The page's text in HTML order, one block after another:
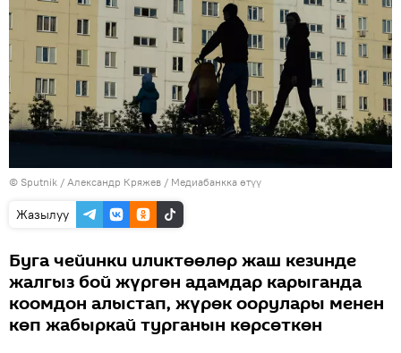
© Sputnik / Александр Кряжев / Медиабанкка өтүү
Жазылуу
Буга чейинки иликтөөлөр жаш кезинде
жалгыз бой жүргөн адамдар карыганда
коомдон алыстап, жүрөк оорулары менен
көп жабыркай турганын көрсөткөн